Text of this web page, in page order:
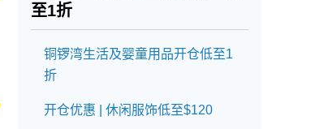
至1折
铜锣湾生活及婴童用品开仓低至1
折
开仓优惠 | 休闲服饰低至$120